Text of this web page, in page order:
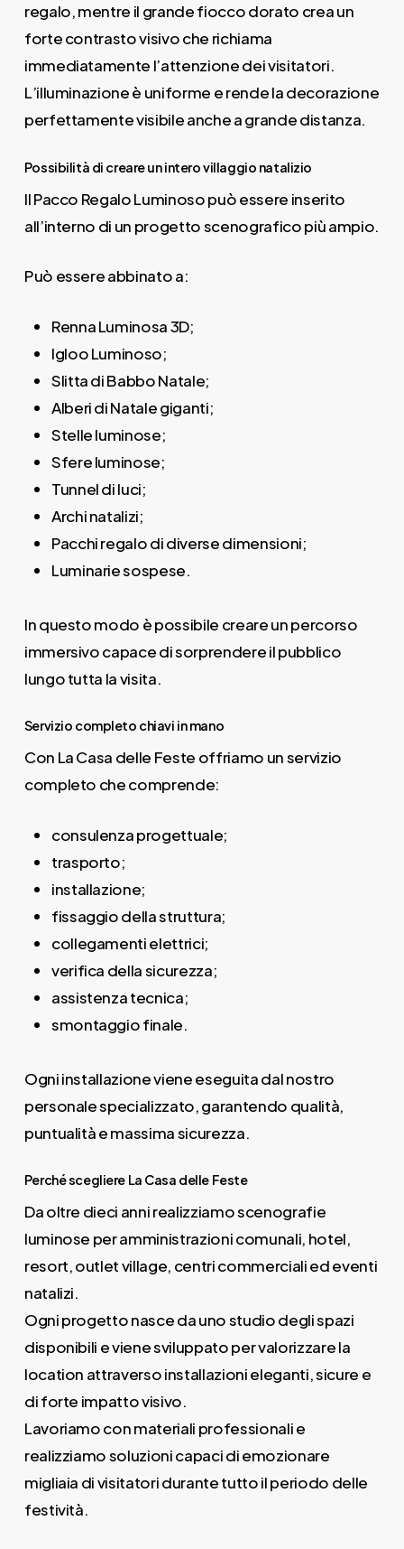
regalo, mentre il grande fiocco dorato crea un
forte contrasto visivo che richiama
immediatamente l’attenzione dei visitatori.
L’illuminazione è uniforme e rende la decorazione
perfettamente visibile anche a grande distanza.
Possibilità di creare un intero villaggio natalizio
Il Pacco Regalo Luminoso può essere inserito
all’interno di un progetto scenografico più ampio.
Può essere abbinato a:
Renna Luminosa 3D;
Igloo Luminoso;
Slitta di Babbo Natale;
Alberi di Natale giganti;
Stelle luminose;
Sfere luminose;
Tunnel di luci;
Archi natalizi;
Pacchi regalo di diverse dimensioni;
Luminarie sospese.
In questo modo è possibile creare un percorso
immersivo capace di sorprendere il pubblico
lungo tutta la visita.
Servizio completo chiavi in mano
Con La Casa delle Feste offriamo un servizio
completo che comprende:
consulenza progettuale;
trasporto;
installazione;
fissaggio della struttura;
collegamenti elettrici;
verifica della sicurezza;
assistenza tecnica;
smontaggio finale.
Ogni installazione viene eseguita dal nostro
personale specializzato, garantendo qualità,
puntualità e massima sicurezza.
Perché scegliere La Casa delle Feste
Da oltre dieci anni realizziamo scenografie
luminose per amministrazioni comunali, hotel,
resort, outlet village, centri commerciali ed eventi
natalizi.
Ogni progetto nasce da uno studio degli spazi
disponibili e viene sviluppato per valorizzare la
location attraverso installazioni eleganti, sicure e
di forte impatto visivo.
Lavoriamo con materiali professionali e
realizziamo soluzioni capaci di emozionare
migliaia di visitatori durante tutto il periodo delle
festività.